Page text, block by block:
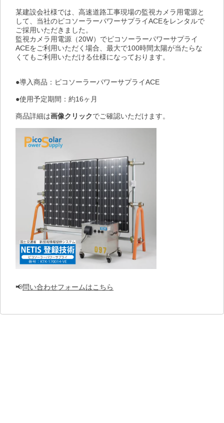
某建設会社様では、高速道路工事現場の監視カメラ用電源と
して、当社のピコソーラーパワーサプライACEをレンタルで
ご採用いただきました。
監視カメラ用電源（20W）でピコソーラーパワーサプライ
ACEをご利用いただく場合、最大で100時間太陽が当たらな
くてもご利用いただける仕様になっております。
●導入商品：ピコソーラーパワーサプライACE
●使用予定期間：約16ヶ月
商品詳細は画像クリックでご確認いただけます。
📢問い合わせフォームはこちら